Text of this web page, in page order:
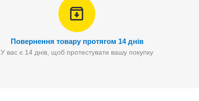
Повернення товару протягом 14 днів
У вас є 14 днів, щоб протестувати вашу покупку